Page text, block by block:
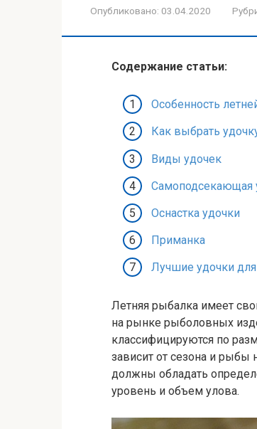
Опубликовано: 03.04.2020
Содержание статьи:
Особенность
Как выбрать
Виды удочек
Самоподсекающая
Оснастка удочки
Приманка
Лучшие удочки
Летняя рыбалка имеет
на рынке рыболовных
классифицируются по
зависит от сезона и рыбы
должны обладать
уровень и объем улова.